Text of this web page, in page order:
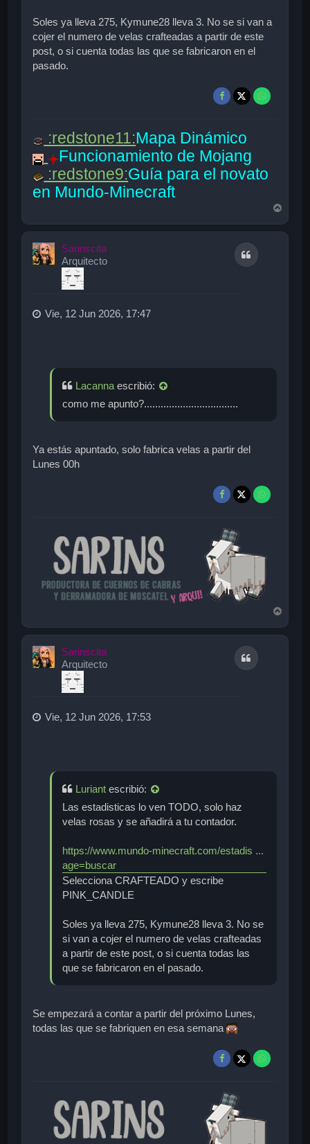
Soles ya lleva 275, Kymune28 lleva 3. No se si van a
cojer el numero de velas crafteadas a partir de este
post, o si cuenta todas las que se fabricaron en el
pasado.
:redstone11:Mapa Dinámico
Funcionamiento de Mojang
:redstone9:Guía para el novato
en Mundo-Minecraft
r
Sarinscita
Arquitecto
Citar
Vie, 12 Jun 2026, 17:47
Lacanna escribió:
como me apunto?..................................
Ya estás apuntado, solo fabrica velas a partir del
Lunes 00h
r
Sarinscita
Arquitecto
Citar
Vie, 12 Jun 2026, 17:53
Luriant escribió:
Las estadisticas lo ven TODO, solo haz
velas rosas y se añadirá a tu contador.
https://www.mundo-minecraft.com/estadis ...
age=buscar
Selecciona CRAFTEADO y escribe
PINK_CANDLE
Soles ya lleva 275, Kymune28 lleva 3. No se
si van a cojer el numero de velas crafteadas
a partir de este post, o si cuenta todas las
que se fabricaron en el pasado.
Se empezará a contar a partir del próximo Lunes,
todas las que se fabriquen en esa semana